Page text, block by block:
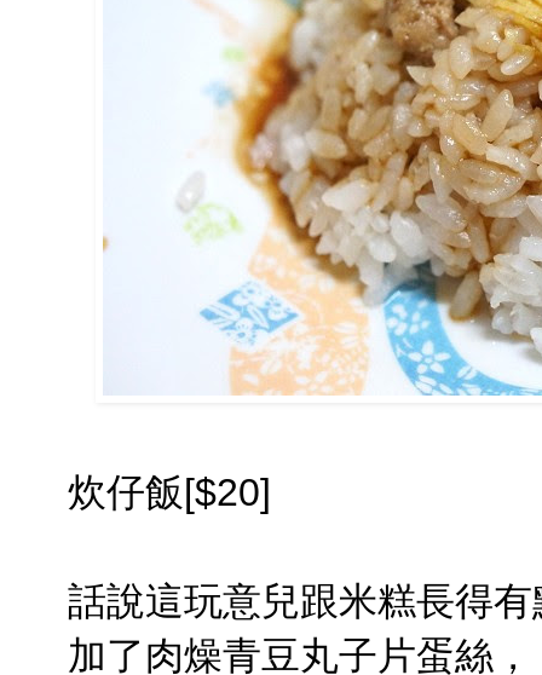
炊仔飯[$20]
話說這玩意兒跟米糕長得
加了肉燥青豆丸子片蛋絲，